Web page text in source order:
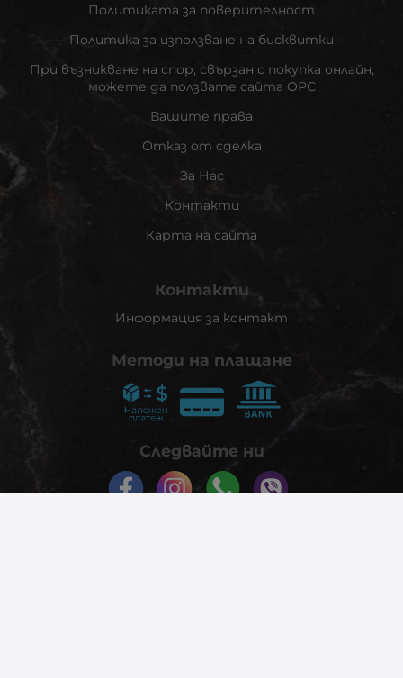
Политиката за поверителност
Политика за използване на бисквитки
При възникване на спор, свързан с покупка онлайн,
можете да ползвате сайта ОРС
Вашите права
Отказ от сделка
За Нас
Контакти
Карта на сайта
Контакти
Информация за контакт
Методи на плащане
Следвайте ни